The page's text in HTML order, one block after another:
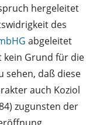
hergeleitet
des
abgeleitet
kein Grund für die
sehen, daß diese
auch Koziol
zugunsten der